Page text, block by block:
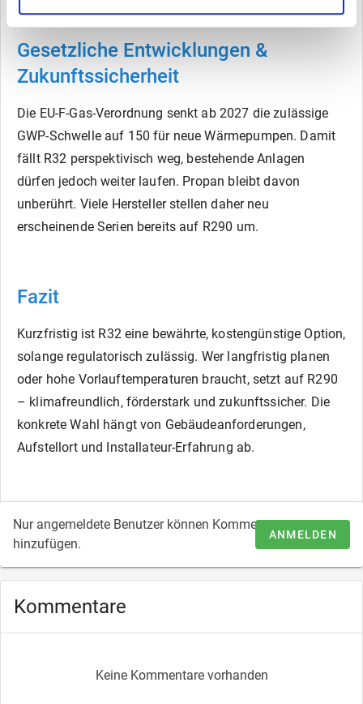
Gesetzliche Entwicklungen &
Zukunftssicherheit
Die EU-F-Gas-Verordnung senkt ab 2027 die zulässige
GWP-Schwelle auf 150 für neue Wärmepumpen. Damit
fällt R32 perspektivisch weg, bestehende Anlagen
dürfen jedoch weiter laufen. Propan bleibt davon
unberührt. Viele Hersteller stellen daher neu
erscheinende Serien bereits auf R290 um.
Fazit
Kurzfristig ist R32 eine bewährte, kostengünstige Option,
solange regulatorisch zulässig. Wer langfristig planen
oder hohe Vorlauftemperaturen braucht, setzt auf R290
– klimafreundlich, förderstark und zukunftssicher. Die
konkrete Wahl hängt von Gebäudeanforderungen,
Aufstellort und Installateur-Erfahrung ab.
Nur angemeldete Benutzer können Kommentare
hinzufügen.
ANMELDEN
Kommentare
Keine Kommentare vorhanden